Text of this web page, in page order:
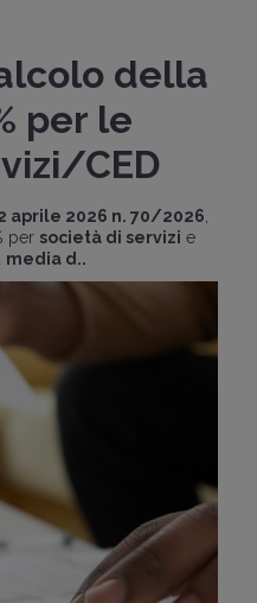
della
per le
CED
aprile 2026 n. 70/2026
per società di servizi e
media d..